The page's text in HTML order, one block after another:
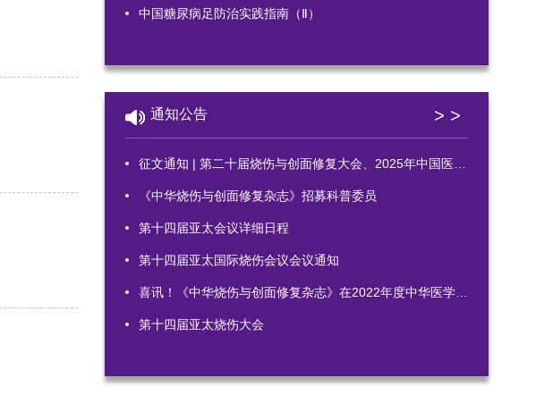
中国糖尿病足防治实践指南（Ⅱ）
通知公告 > >
征文通知 | 第二十届烧伤与创面修复大会、2025年中国医疗保健国际交流促进会烧伤医学分会年会暨科研写作培训班
《中华烧伤与创面修复杂志》招募科普委员
第十四届亚太会议详细日程
第十四届亚太国际烧伤会议会议通知
喜讯！《中华烧伤与创面修复杂志》在2022年度中华医学会系列杂志审读中获佳绩
第十四届亚太烧伤大会